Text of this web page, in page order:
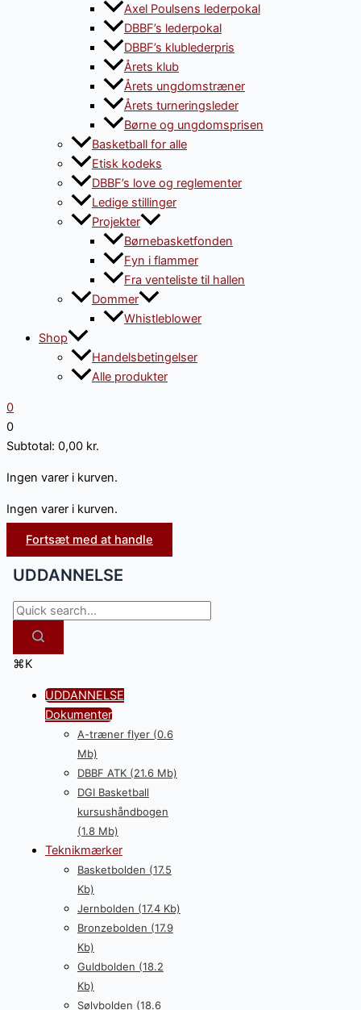
Axel Poulsens lederpokal
DBBF’s lederpokal
DBBF’s klublederpris
Årets klub
Årets ungdomstræner
Årets turneringsleder
Børne og ungdomsprisen
Basketball for alle
Etisk kodeks
DBBF’s love og reglementer
Ledige stillinger
Projekter
Børnebasketfonden
Fyn i flammer
Fra venteliste til hallen
Dommer
Whistleblower
Shop
Handelsbetingelser
Alle produkter
0
0
Subtotal: 0,00 kr.
Ingen varer i kurven.
Ingen varer i kurven.
Fortsæt med at handle
UDDANNELSE
⌘K
UDDANNELSE
Dokumenter
A-træner flyer (0.6
Mb)
DBBF ATK (21.6 Mb)
DGI Basketball
kursushåndbogen
(1.8 Mb)
Teknikmærker
Basketbolden (17.5
Kb)
Jernbolden (17.4 Kb)
Bronzebolden (17.9
Kb)
Guldbolden (18.2
Kb)
Sølvbolden (18.6